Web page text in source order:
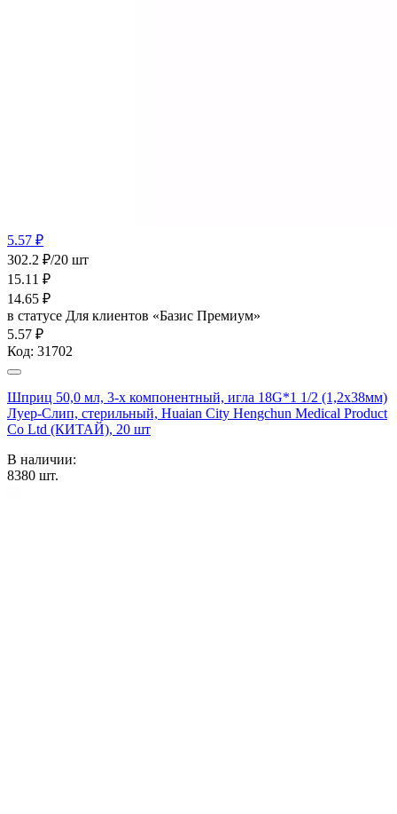
5.57 ₽
302.2 ₽/20 шт
15.11 ₽
14.65 ₽
в статусе Для клиентов «Базис Премиум»
5.57 ₽
Код: 31702
Шприц 50,0 мл, 3-х компонентный, игла 18G*1 1/2 (1,2х38мм)
Луер-Слип, стерильный, Huaian City Hengchun Medical Product
Co Ltd (КИТАЙ), 20 шт
В наличии:
8380 шт.